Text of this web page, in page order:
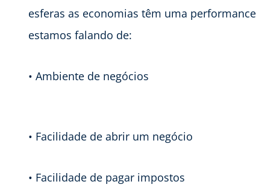
esferas as economias têm uma
estamos falando de:
• Ambiente de negócios
• Facilidade de abrir um negócio
• Facilidade de pagar impostos